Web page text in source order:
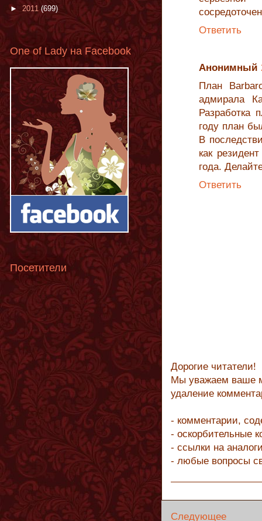
Ответить
Анонимный
План
адмирала
Разработка
году план
В
как
года.
Ответить
Дорогие читатели!
Мы уважаем ваше
удаление
- комментарии,
- оскорбительные
- ссылки на
- любые вопросы
Следующее
► 2011(699)
One of Lady на Facebook
Посетители